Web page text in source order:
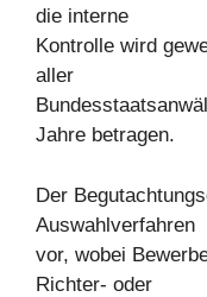
die interne
Kontrolle wird
aller
Jahre betragen.
Der
Auswahlverfahren
vor, wobei
Richter- oder